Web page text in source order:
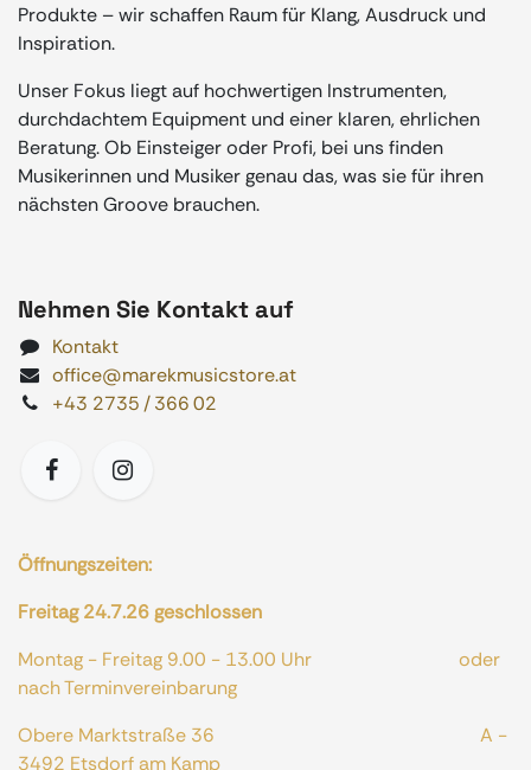
Produkte – wir schaffen Raum für Klang, Ausdruck und
Inspiration.
Unser Fokus liegt auf hochwertigen Instrumenten,
durchdachtem Equipment und einer klaren, ehrlichen
Beratung. Ob Einsteiger oder Profi, bei uns finden
Musikerinnen und Musiker genau das, was sie für ihren
nächsten Groove brauchen.
Nehmen Sie Kontakt auf
Kontakt
office@marekmusicstore.at
+43 2735 / 366 02
Öffnungszeiten:
Freitag 24.7.26 geschlossen
Montag - Freitag 9.00 - 13.00 Uhr oder
nach Terminvereinbarung
Obere Marktstraße 36 A -
3492 Etsdorf am Kamp